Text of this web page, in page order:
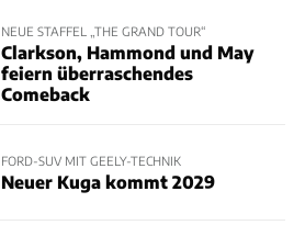
NEUE STAFFEL „THE GRAND TOUR“
Clarkson, Hammond und May
feiern überraschendes
Comeback
FORD-SUV MIT GEELY-TECHNIK
Neuer Kuga kommt 2029